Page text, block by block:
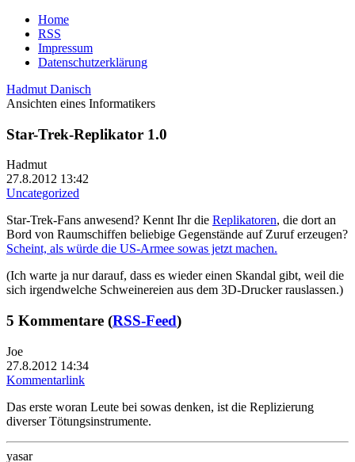
Home
RSS
Impressum
Datenschutzerklärung
Hadmut Danisch
Ansichten eines Informatikers
Star-Trek-Replikator 1.0
Hadmut
27.8.2012 13:42
Uncategorized
Star-Trek-Fans anwesend? Kennt Ihr die Replikatoren, die dort an
Bord von Raumschiffen beliebige Gegenstände auf Zuruf erzeugen?
Scheint, als würde die US-Armee sowas jetzt machen.
(Ich warte ja nur darauf, dass es wieder einen Skandal gibt, weil die
sich irgendwelche Schweinereien aus dem 3D-Drucker rauslassen.)
5 Kommentare (RSS-Feed)
Joe
27.8.2012 14:34
Kommentarlink
Das erste woran Leute bei sowas denken, ist die Replizierung
diverser Tötungsinstrumente.
yasar